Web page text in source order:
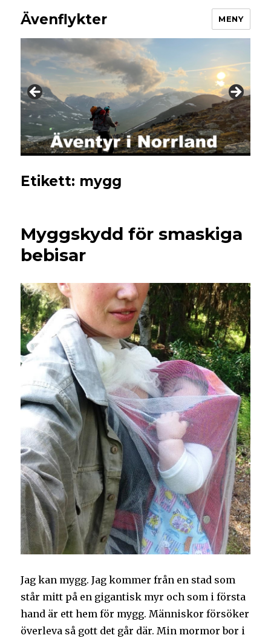
Ävenflykter MENY
Etikett: mygg
Myggskydd för smaskiga
bebisar
Jag kan mygg. Jag kommer från en stad som
står mitt på en gigantisk myr och som i första
hand är ett hem för mygg. Människor försöker
överleva så gott det går där. Min mormor bor i